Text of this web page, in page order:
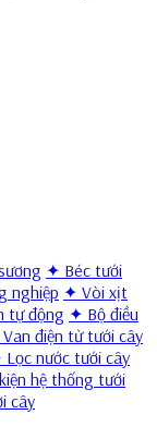
✦ Béc tưới
nghiệp ✦ Vòi xịt
tự động ✦ Bộ điều
điện từ tưới cây
nước tưới cây
hệ thống tưới
cây